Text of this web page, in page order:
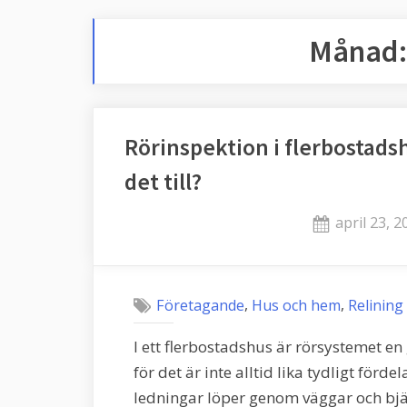
Rörinspektion i
det till?
Posted
april 23,
Företagande, Hus och hem, Relining
I ett flerbostadshus är rörsystemet
för det är inte alltid lika tydligt
ledningar löper genom väggar och